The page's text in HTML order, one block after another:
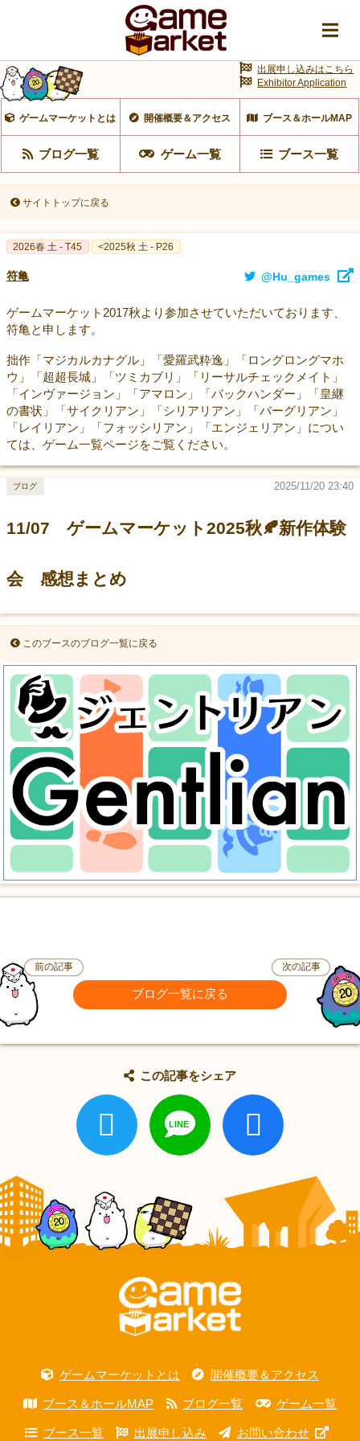
ゲームマーケットとは 開催概要＆アクセス ブース＆ホールMAP
ブログ一覧 ゲーム一覧 ブース一覧
出展申し込みはこちら
Exhibitor Application
サイトトップに戻る
2026春 土 - T45 <2025秋 土 - P26
符亀 @Hu_games
ゲームマーケット2017秋より参加させていただいております、
符亀と申します。
拙作「マジカルカナグル」「愛羅武粋逸」「ロングロングマホ
ウ」「超超長城」「ツミカブリ」「リーサルチェックメイト」
「インヴァージョン」「アマロン」「バックハンダー」「皇継
の書状」「サイクリアン」「シリアリアン」「バーグリアン」
「レイリアン」「フォッシリアン」「エンジェリアン」につい
ては、ゲーム一覧ページをご覧ください。
11/07 ゲームマーケット2025秋🍂新作体験
会 感想まとめ
2025/11/20 23:40
ブログ
このブースのブログ一覧に戻る
前の記事
ブログ一覧に戻る
次の記事
この記事をシェア
ゲームマーケットとは 開催概要＆アクセス
ブース＆ホールMAP ブログ一覧 ゲーム一覧
ブース一覧 出展申し込み お問い合わせ